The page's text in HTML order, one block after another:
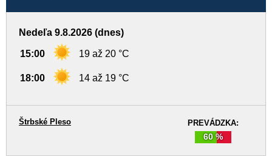
Nedeľa 9.8.2026 (dnes)
15:00 19 až 20 °C
18:00 14 až 19 °C
PREVÁDZKA:
60 %
Štrbské Pleso